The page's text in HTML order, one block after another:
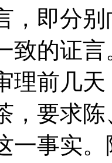
，即分
致的证
理前几
，要求
一事实